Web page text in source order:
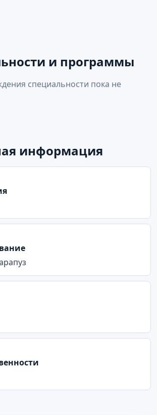
и программы
специальности пока не
информация